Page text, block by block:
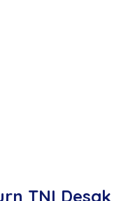
TNI Desak